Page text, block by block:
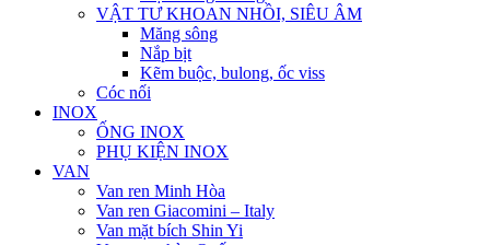
VẬT TƯ KHOAN NHỒI, SIÊU ÂM
Măng sông
Nắp bịt
Kẽm buộc, bulong, ốc viss
Cóc nối
INOX
ỐNG INOX
PHỤ KIỆN INOX
VAN
Van ren Minh Hòa
Van ren Giacomini – Italy
Van mặt bích Shin Yi